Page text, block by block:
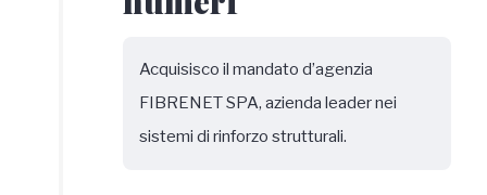
Acquisisco il mandato d’agenzia
FIBRENET SPA, azienda leader nei
sistemi di rinforzo strutturali.